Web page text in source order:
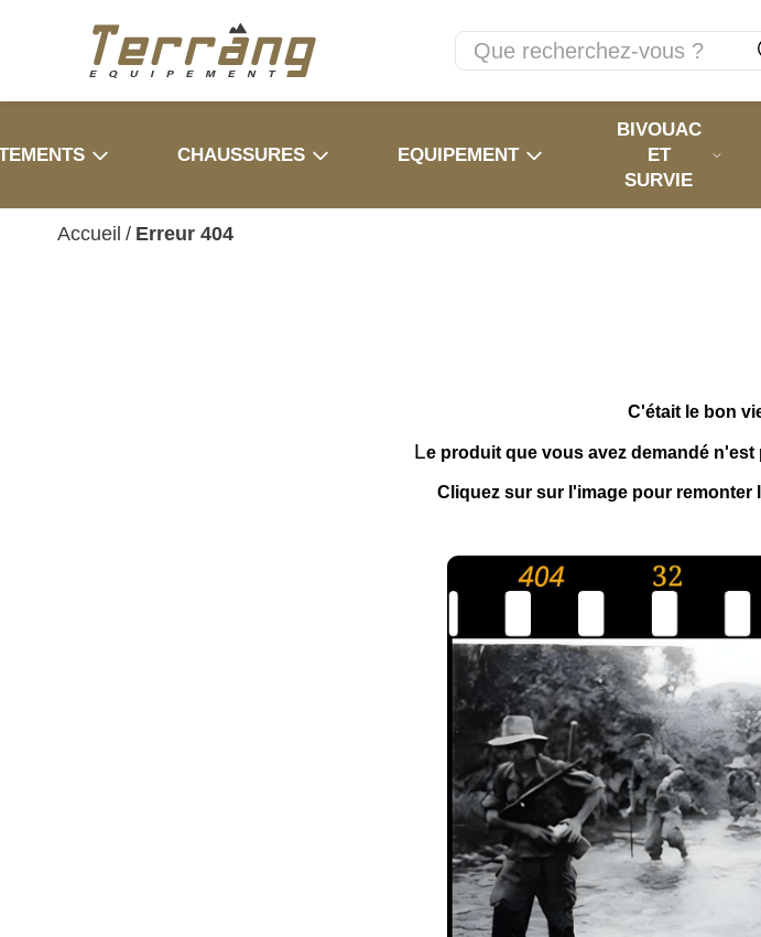
CHAUSSURES EQUIPEMENT
BIVOUAC
ET
SURVIE
Accueil / Erreur 404
C'était le bon
Le produit que vous avez demandé
Cliquez sur sur l'image pour remonter